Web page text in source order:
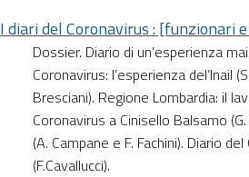
I diari del Coronavirus : [funzionari
Dossier. Diario di un’esperienza
Coronavirus: l’esperienza del’lnail
Bresciani). Regione Lombardia: il
Coronavirus a Cinisello Balsamo
(A. Campane e F. Fachini). Diario
(F.Cavallucci).